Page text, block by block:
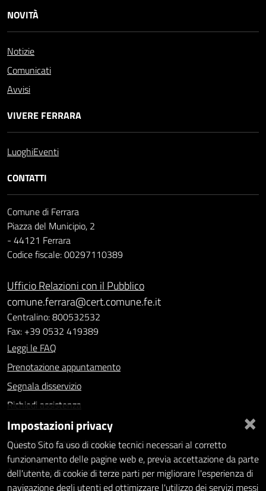
NOVITÀ
Notizie
Comunicati
Avvisi
VIVERE FERRARA
LuoghiEventi
CONTATTI
Comune di Ferrara
Piazza del Municipio, 2
- 44121 Ferrara
Codice fiscale: 00297110389
Ufficio Relazioni con il Pubblico
comune.ferrara@cert.comune.fe.it
Centralino: 800532532
Fax: +39 0532 419389
Leggi le FAQ
Prenotazione appuntamento
Segnala disservizio
Richiedi assistenza
Statistiche dei Siti web
Intranet - accesso riservato
Amministrazione trasparente
×
Impostazioni privacy
Questo Sito fa uso di cookie tecnici necessari al corretto
funzionamento delle pagine web e, previa accettazione da parte
dell'utente, di cookie di terze parti per migliorare l'esperienza di
navigazione degli utenti ed ottimizzare l'utilizzo dei servizi messi